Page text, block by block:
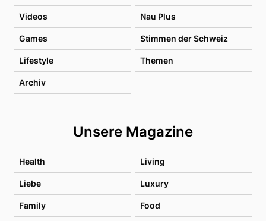
Videos Nau Plus
Games Stimmen der Schweiz
Lifestyle Themen
Archiv
Unsere Magazine
Health Living
Liebe Luxury
Family Food